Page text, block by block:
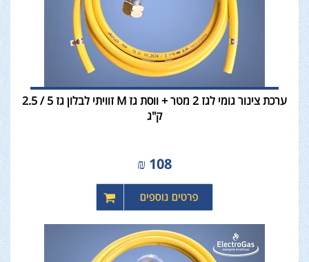
ערכת צינור גומי לגז 2 מטר + ווסת גז M זוויתי לבלון גז 5 / 2.5
ק"ג
108
₪